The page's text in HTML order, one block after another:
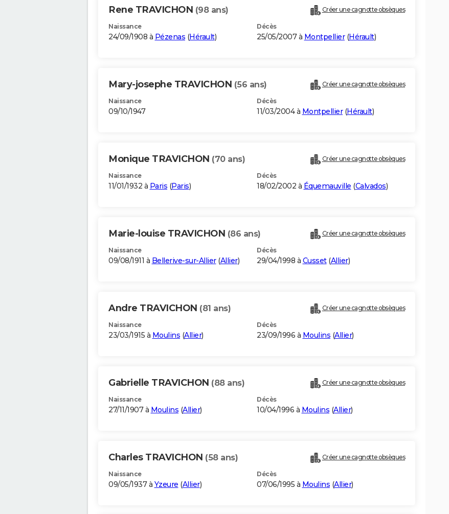
Rene TRAVICHON (98 ans) Créer une cagnotte obsèques
Naissance
24/09/1908 à Pézenas (Hérault)
Décès
25/05/2007 à Montpellier(Hérault)
Mary-josephe TRAVICHON (56 ans) Créer une cagnotte obsèques
Naissance
09/10/1947
Décès
11/03/2004 à Montpellier(Hérault)
Monique TRAVICHON (70 ans) Créer une cagnotte obsèques
Naissance
11/01/1932 à Paris (Paris)
Décès
18/02/2002 à Équemauville (Calvados)
Marie-louise TRAVICHON (86 ans) Créer une cagnotte obsèques
Naissance
09/08/1911 à Bellerive-sur-Allier(Allier)
Décès
29/04/1998 à Cusset(Allier)
Andre TRAVICHON (81 ans) Créer une cagnotte obsèques
Naissance
23/03/1915 à Moulins (Allier)
Décès
23/09/1996 à Moulins (Allier)
Gabrielle TRAVICHON (88 ans) Créer une cagnotte obsèques
Naissance
27/11/1907 à Moulins (Allier)
Décès
10/04/1996 à Moulins (Allier)
Charles TRAVICHON (58 ans) Créer une cagnotte obsèques
Naissance
09/05/1937 à Yzeure (Allier)
Décès
07/06/1995 à Moulins (Allier)